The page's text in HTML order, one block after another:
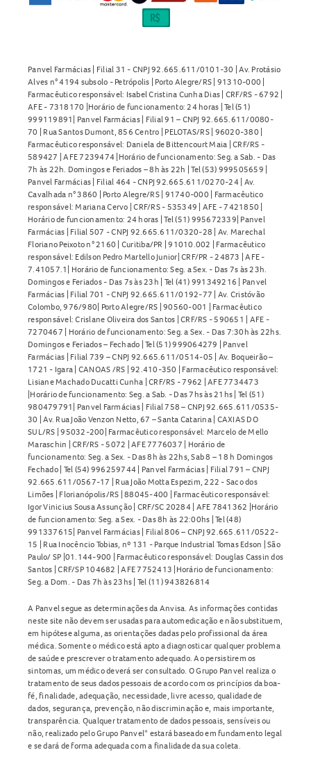
Panvel Farmácias | Filial 31 - CNPJ 92.665.611/0101-30 | Av. Protásio
Alves n° 4194 subsolo - Petrópolis | Porto Alegre/RS | 91310-000 |
Farmacêutico responsável: Isabel Cristina Cunha Dias | CRF/RS - 6792 |
AFE - 7318170 |Horário de funcionamento: 24 horas | Tel (51)
999119891| Panvel Farmácias | Filial 91 – CNPJ 92.665.611/0080-
70 | Rua Santos Dumont, 856 Centro | PELOTAS/RS | 96020-380 |
Farmacêutico responsável: Daniela de Bittencourt Maia | CRF/RS -
589427 | AFE 7239474 |Horário de funcionamento: Seg. a Sab. - Das
7h às 22h. Domingos e Feriados – 8h às 22h | Tel (53) 999505659 |
Panvel Farmácias | Filial 464 - CNPJ 92.665.611/0270-24 | Av.
Cavalhada n° 3860 | Porto Alegre/RS | 91740-000 | Farmacêutico
responsável: Mariana Cervo | CRF/RS - 535349 | AFE - 7421850 |
Horário de funcionamento: 24 horas | Tel (51) 995672339| Panvel
Farmácias | Filial 507 - CNPJ 92.665.611/0320-28 | Av. Marechal
Floriano Peixoto n° 2160 | Curitiba/PR | 91010.002 | Farmacêutico
responsável: Edilson Pedro Martello Junior| CRF/PR - 24873 | AFE -
7.41057.1| Horário de funcionamento: Seg. a Sex. - Das 7s às 23h.
Domingos e Feriados - Das 7s às 23h | Tel (41) 991349216 | Panvel
Farmácias | Filial 701 - CNPJ 92.665.611/0192-77 | Av. Cristóvão
Colombo, 976/980| Porto Alegre/RS | 90560-001 | Farmacêutico
responsável: Crislane Oliveira dos Santos | CRF/RS - 590651 | AFE -
7270467 | Horário de funcionamento: Seg. a Sex. - Das 7:30h às 22hs.
Domingos e Feriados – Fechado | Tel (51) 999064279 | Panvel
Farmácias | Filial 739 – CNPJ 92.665.611/0514-05 | Av. Boqueirão –
1721 - Igara | CANOAS /RS | 92.410-350 | Farmacêutico responsável:
Lisiane Machado Ducatti Cunha | CRF/RS - 7962 | AFE 7734473
|Horário de funcionamento: Seg. a Sab. - Das 7hs às 21hs | Tel (51)
980479791| Panvel Farmácias | Filial 758 – CNPJ 92.665.611/0535-
30 | Av. Rua João Venzon Netto, 67 – Santa Catarina | CAXIAS DO
SUL/RS | 95032-200| Farmacêutico responsável: Marcelo de Mello
Maraschin | CRF/RS - 5072 | AFE 7776037 | Horário de
funcionamento: Seg. a Sex. - Das 8h às 22hs, Sab 8 – 18 h Domingos
Fechado | Tel (54) 996259744 | Panvel Farmácias | Filial 791 – CNPJ
92.665.611/0567-17 | Rua João Motta Espezim, 222 - Saco dos
Limões | Florianópolis/RS | 88045-400 | Farmacêutico responsável:
Igor Vinicius Sousa Assunção | CRF/SC 20284 | AFE 7841362 |Horário
de funcionamento: Seg. a Sex. - Das 8h às 22:00hs | Tel (48)
991337615| Panvel Farmácias | Filial 806 – CNPJ 92.665.611/0522-
15 | Rua Inocêncio Tobias, nº 131 - Parque Industrial Tomas Edson | São
Paulo/ SP |01.144-900 | Farmacêutico responsável: Douglas Cassin dos
Santos | CRF/SP 104682 | AFE 7752413 |Horário de funcionamento:
Seg. a Dom. - Das 7h às 23hs | Tel (11) 943826814
A Panvel segue as determinações da Anvisa. As informações contidas
neste site não devem ser usadas para automedicação e não substituem,
em hipótese alguma, as orientações dadas pelo profissional da área
médica. Somente o médico está apto a diagnosticar qualquer problema
de saúde e prescrever o tratamento adequado. Ao persistirem os
sintomas, um médico deverá ser consultado. O Grupo Panvel realiza o
tratamento de seus dados pessoais de acordo com os princípios da boa-
fé, finalidade, adequação, necessidade, livre acesso, qualidade de
dados, segurança, prevenção, não discriminação e, mais importante,
transparência. Qualquer tratamento de dados pessoais, sensíveis ou
não, realizado pelo Grupo Panvel* estará baseado em fundamento legal
e se dará de forma adequada com a finalidade da sua coleta.